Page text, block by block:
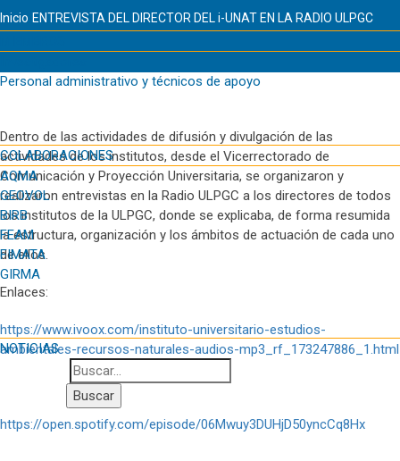
Personal administrativo y técnicos de apoyo
COLABORACIONES
AQMA
GEOVOL
BIRB
FEAM
FIMATA
GIRMA
NOTICIAS
Inicio ENTREVISTA DEL DIRECTOR DEL i-UNAT EN LA RADIO ULPGC
Dentro de las actividades de difusión y divulgación de las
actividades de los institutos, desde el Vicerrectorado de
Comunicación y Proyección Universitaria, se organizaron y
realizaron entrevistas en la Radio ULPGC a los directores de todos
los institutos de la ULPGC, donde se explicaba, de forma resumida
la estructura, organización y los ámbitos de actuación de cada uno
de ellos.
Enlaces:
https://www.ivoox.com/instituto-universitario-estudios-
ambientales-recursos-naturales-audios-mp3_rf_173247886_1.html
https://open.spotify.com/episode/06Mwuy3DUHjD50yncCq8Hx